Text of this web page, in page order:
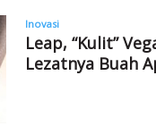
Inovasi
Leap, “Kulit”
Lezatnya Buah